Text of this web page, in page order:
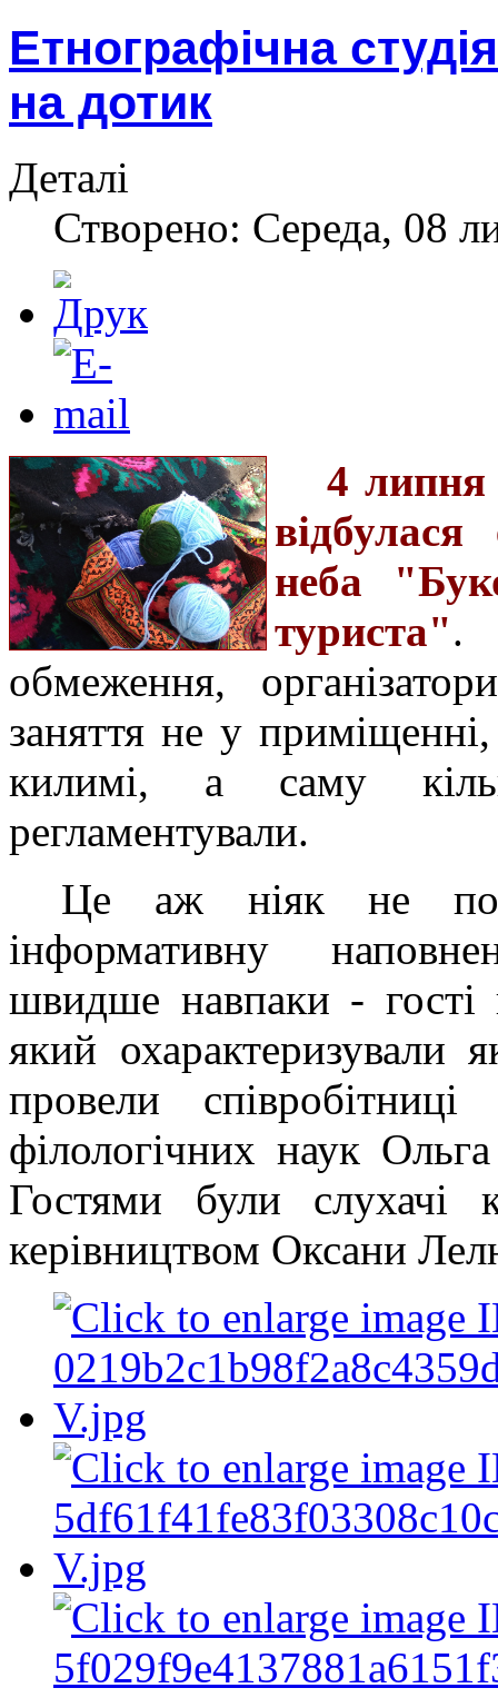
Етнографічна
на дотик
Деталі
Створено: Середа, 08
4 липня
неба
туриста".
обмеження,
заняття не у
килимі, а саму
регламентували.
Це аж ніяк не
інформативну
швидше навпаки - гості
який охарактеризували
провели
філологічних наук
Гостями були слухачі
керівництвом Оксани